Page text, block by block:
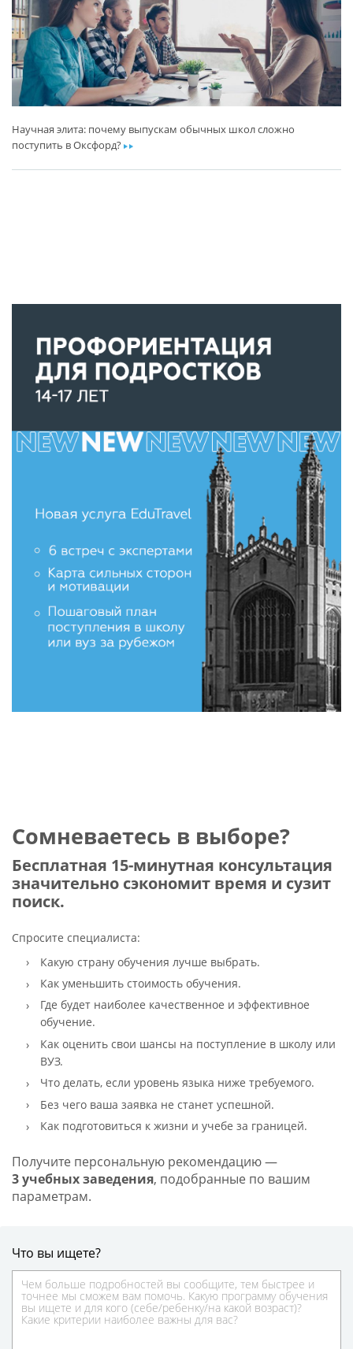
Научная элита: почему выпускам обычных школ сложно
поступить в Оксфорд?ar
Сомневаетесь в выборе?
Бесплатная 15-минутная консультация
значительно сэкономит время и сузит
поиск.
Спросите специалиста:
Какую страну обучения лучше выбрать.
Как уменьшить стоимость обучения.
Где будет наиболее качественное и эффективное
обучение.
Как оценить свои шансы на поступление в школу или
ВУЗ.
Что делать, если уровень языка ниже требуемого.
Без чего ваша заявка не станет успешной.
Как подготовиться к жизни и учебе за границей.
Получите персональную рекомендацию —
3 учебных заведения, подобранные по вашим
параметрам.
Что вы ищете?